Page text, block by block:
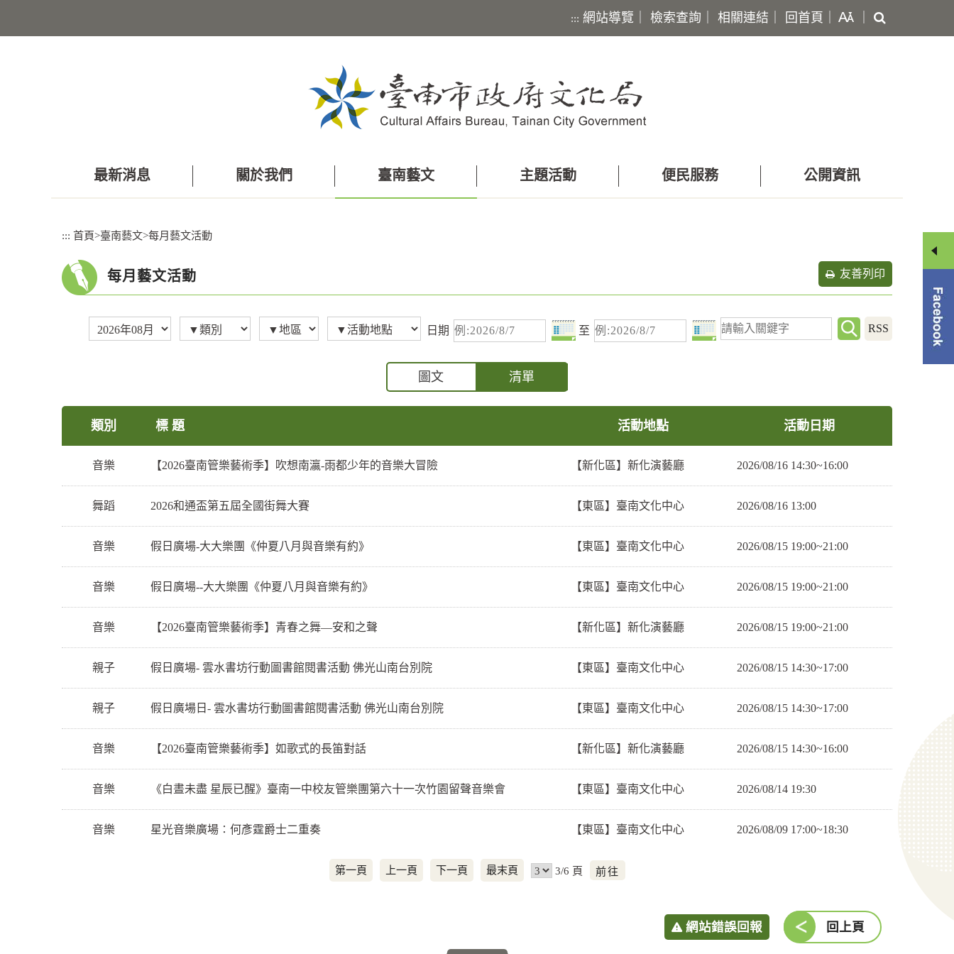
主
::: 網站導覽 檢索查詢 相關連結 回首頁
尋
最新消息 關於我們 臺南藝文 主題活動 便民服務 公開資訊
::: 首頁>臺南藝文>每月藝文活動
每月藝文活動 友善列印
日期 至 RSS
圖文 清單
類別 標 題 活動地點 活動日期
音樂 【2026臺南管樂藝術季】吹想南瀛-雨都少年的音樂大冒險 【新化區】新化演藝廳 2026/08/16 14:30~16:00
舞蹈 2026和通盃第五屆全國街舞大賽 【東區】臺南文化中心 2026/08/16 13:00
音樂 假日廣場-大大樂團《仲夏八月與音樂有約》 【東區】臺南文化中心 2026/08/15 19:00~21:00
音樂 假日廣場--大大樂團《仲夏八月與音樂有約》 【東區】臺南文化中心 2026/08/15 19:00~21:00
音樂 【2026臺南管樂藝術季】青春之舞—安和之聲 【新化區】新化演藝廳 2026/08/15 19:00~21:00
親子 假日廣場- 雲水書坊行動圖書館閱書活動 佛光山南台別院 【東區】臺南文化中心 2026/08/15 14:30~17:00
親子 假日廣場日- 雲水書坊行動圖書館閱書活動 佛光山南台別院 【東區】臺南文化中心 2026/08/15 14:30~17:00
音樂 【2026臺南管樂藝術季】如歌式的長笛對話 【新化區】新化演藝廳 2026/08/15 14:30~16:00
音樂 《白晝未盡 星辰已醒》臺南一中校友管樂團第六十一次竹園留聲音樂會 【東區】臺南文化中心 2026/08/14 19:30
音樂 星光音樂廣場∶何彥霆爵士二重奏 【東區】臺南文化中心 2026/08/09 17:00~18:30
第一頁 上一頁 下一頁 最末頁 3/6 頁
前
網站錯誤回報 回上頁
享
選
單